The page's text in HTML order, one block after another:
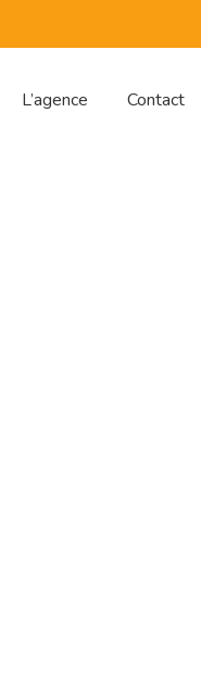
L’agence Contact